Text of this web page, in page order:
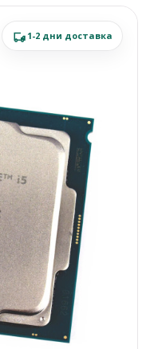
1-2 дни доставка